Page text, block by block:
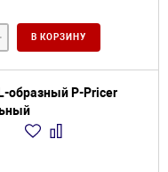
В КОРЗИНУ
образный P-Pricer